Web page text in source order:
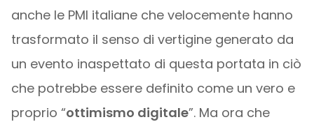
anche le PMI italiane che velocemente hanno
trasformato il senso di vertigine generato da
un evento inaspettato di questa portata in ciò
che potrebbe essere definito come un vero e
proprio “ottimismo digitale”. Ma ora che